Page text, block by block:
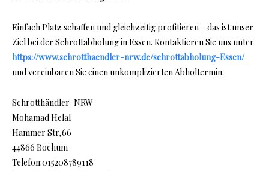
Einfach Platz schaffen und gleichzeitig profitieren – das ist unser
Ziel bei der Schrottabholung in Essen. Kontaktieren Sie uns unter
https://www.schrotthaendler-nrw.de/schrottabholung-Essen/
und vereinbaren Sie einen unkomplizierten Abholtermin.
Schrotthändler-NRW
Mohamad Helal
Hammer Str,66
44866 Bochum
Telefon:015208789118